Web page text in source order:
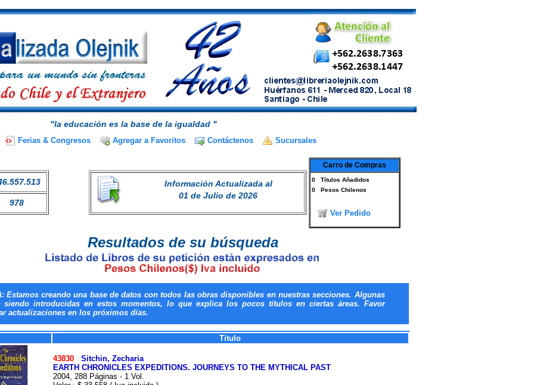
"la educación es la base de la igualdad "
Ferias & Congresos Agregar a Favoritos Contáctenos Sucursales
978
Información Actualizada al
01 de Julio de 2026
Carro de Compras
0 Títulos Añadidos
0 Pesos Chilenos
Ver Pedido
Resultados de su búsqueda
Estamos creando una base de datos con todos las obras disponibles en nuestras secciones. Algunas
siendo introducidas en estos momentos, lo que explica los pocos títulos en ciertas áreas. Favor
actualizaciones en los próximos días.
Titulo
43830 Sitchin, Zecharia
EARTH CHRONICLES EXPEDITIONS. JOURNEYS TO THE MYTHICAL PAST
2004, 288 Páginas - 1 Vol.